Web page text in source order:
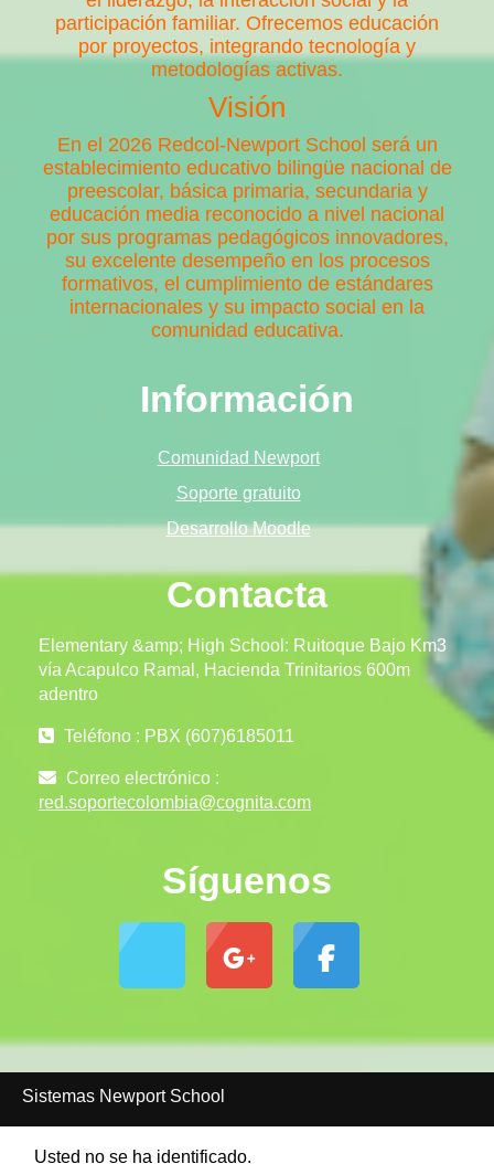
participación familiar. Ofrecemos educación
por proyectos, integrando tecnología y
metodologías activas.
Visión
En el 2026 Redcol-Newport School será un
establecimiento educativo bilingüe nacional de
preescolar, básica primaria, secundaria y
educación media reconocido a nivel nacional
por sus programas pedagógicos innovadores,
su excelente desempeño en los procesos
formativos, el cumplimiento de estándares
internacionales y su impacto social en la
comunidad educativa.
Información
Comunidad Newport
Soporte gratuito
Desarrollo Moodle
Contacta
Elementary &amp; High School: Ruitoque Bajo Km3
vía Acapulco Ramal, Hacienda Trinitarios 600m
adentro
Teléfono : PBX (607)6185011
Correo electrónico :
red.soportecolombia@cognita.com
Síguenos
Sistemas Newport School
Usted no se ha identificado.